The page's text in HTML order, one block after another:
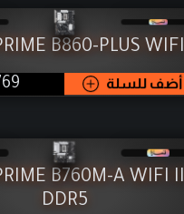
B860-PLUS WIFI
أضف للسلة
B760M-A WIFI II
DDR5